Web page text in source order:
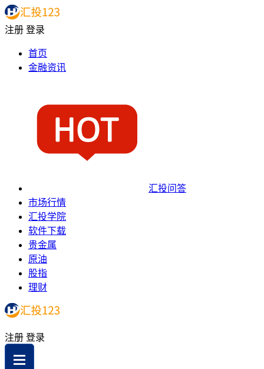
注册 登录
首页
金融资讯
汇投问答
市场行情
汇投学院
软件下载
贵金属
原油
股指
理财
注册 登录